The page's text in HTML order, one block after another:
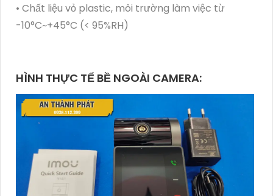
• Chất liệu vỏ plastic, môi trường làm việc từ
-10°C~+45°C (< 95%RH)
HÌNH THỰC TẾ BỀ NGOÀI CAMERA: